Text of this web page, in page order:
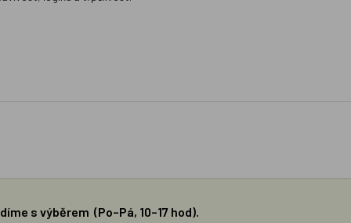
s výběrem (Po–Pá, 10–17 hod).